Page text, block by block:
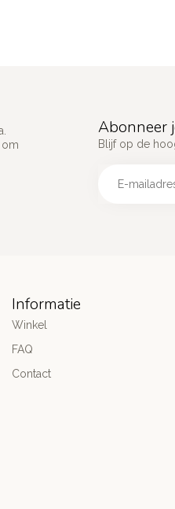
Abonneer
Blijf op de
Informatie
Winkel
FAQ
Contact